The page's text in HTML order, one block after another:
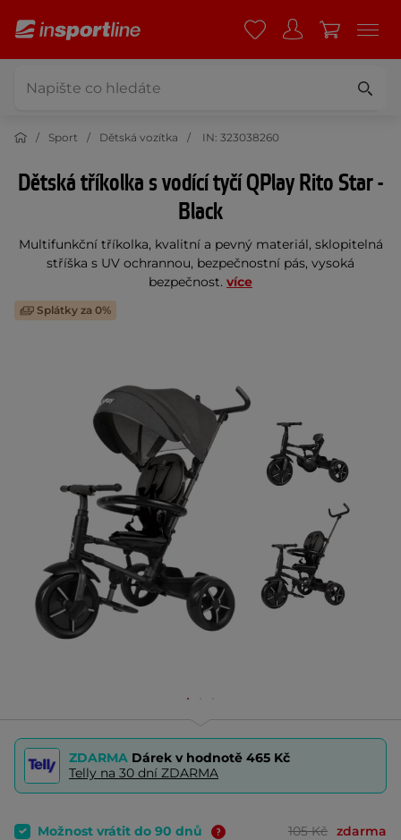
Sport Dětská vozítka IN: 323038260
Dětská tříkolka s vodící tyčí QPlay Rito Star -
Black
Multifunkční tříkolka, kvalitní a pevný materiál, sklopitelná
stříška s UV ochrannou, bezpečnostní pás, vysoká
bezpečnost. více
Splátky za 0%
ZDARMA Dárek v hodnotě 465 Kč
Telly na 30 dní ZDARMA
Možnost vrátit do 90 dnů 105 Kč zdarma